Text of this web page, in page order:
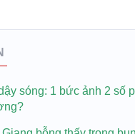
sóng: 1 bức ảnh 2 số